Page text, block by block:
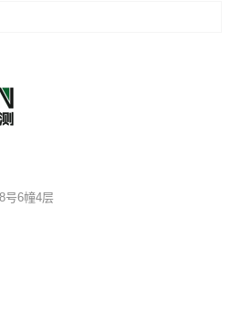
号6幢4层